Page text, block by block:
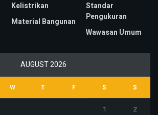
Kelistrikan
Material Bangunan
Standar
Pengukuran
Wawasan Umum
AUGUST 2026
W T F S S
1 2